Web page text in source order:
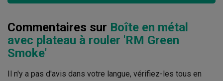
Commentaires sur Boîte en métal
avec plateau à rouler 'RM Green
Smoke'
Il n'y a pas d'avis dans votre langue, vérifiez-les tous en